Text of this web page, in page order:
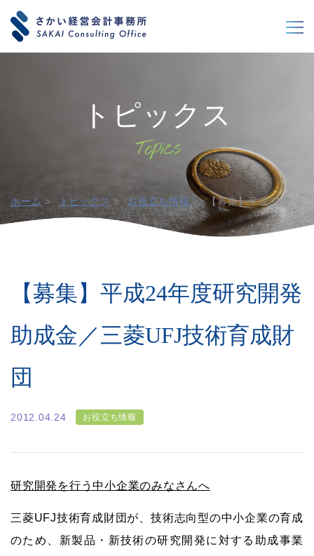
トピックス
ホーム トピックス お役立ち情報 【募集】平成24年度研究開発助成金／三菱UFJ技術育成財団
【募集】平成24年度研究開発
助成金／三菱UFJ技術育成財
団
2012.04.24 お役立ち情報
研究開発を行う中小企業のみなさんへ
三菱UFJ技術育成財団が、技術志向型の中小企業の育成
のため、新製品・新技術の研究開発に対する助成事業